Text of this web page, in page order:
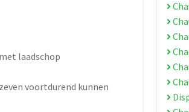
laadschop
voortdurend kunnen